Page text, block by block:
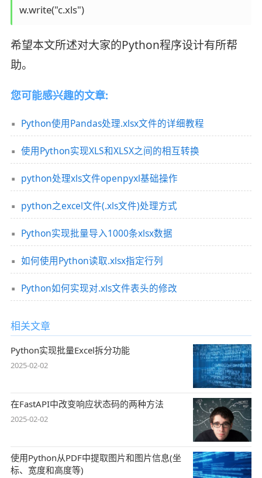
w.write("c.xls")
希望本文所述对大家的Python程序设计有所帮
助。
您可能感兴趣的文章:
Python使用Pandas处理.xlsx文件的详细教程
使用Python实现XLS和XLSX之间的相互转换
python处理xls文件openpyxl基础操作
python之excel文件(.xls文件)处理方式
Python实现批量导入1000条xlsx数据
如何使用Python读取.xlsx指定行列
Python如何实现对.xls文件表头的修改
相关文章
Python实现批量Excel拆分功能
2025-02-02
在FastAPI中改变响应状态码的两种方法
2025-02-02
使用Python从PDF中提取图片和图片信息(坐
标、宽度和高度等)